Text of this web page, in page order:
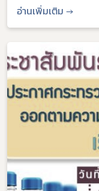
อ่านเพิ่มเติม →